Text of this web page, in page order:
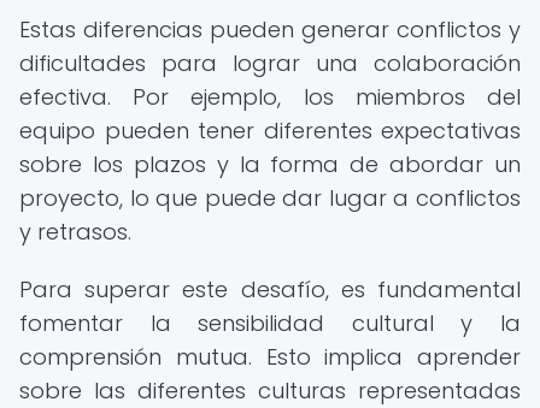
Estas diferencias pueden generar conflictos y
dificultades para lograr una colaboración
efectiva. Por ejemplo, los miembros del
equipo pueden tener diferentes expectativas
sobre los plazos y la forma de abordar un
proyecto, lo que puede dar lugar a conflictos
y retrasos.
Para superar este desafío, es fundamental
fomentar la sensibilidad cultural y la
comprensión mutua. Esto implica aprender
sobre las diferentes culturas representadas